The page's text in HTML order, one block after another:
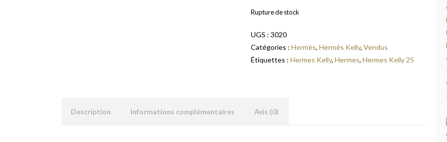
Rupture de stock
UGS :3020
Catégories :Hermès,Hermès Kelly,Vendus
Étiquettes :Hermes Kelly,Hermes,Hermes Kelly 25
Description Informations complémentaires Avis (0)